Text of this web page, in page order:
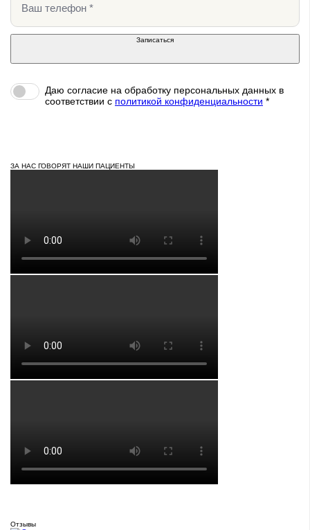
Записаться
Даю согласие на обработку персональных данных в
соответствии c политикой конфиденциальности *
ЗА НАС ГОВОРЯТ НАШИ ПАЦИЕНТЫ
Отзывы